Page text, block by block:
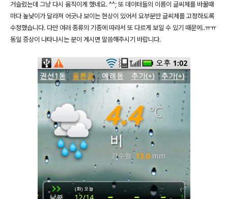
거슬렸는데 그냥 다시 움직이게 했네요. ^^; 또 데이터들의 이름이 글씨체를 바꿀때
마다 높낮이가 달라져 어긋나 보이는 현상이 있어서 요부분만 글씨체를 고정하도록
수정했습니다. 다만 여러 종류의 기종에 따라서 또 다르게 보일 수 있기 때문에..ㅠㅠ
동일 증상이 나타나시는 분이 계시면 말씀해주시기 바랍니다.